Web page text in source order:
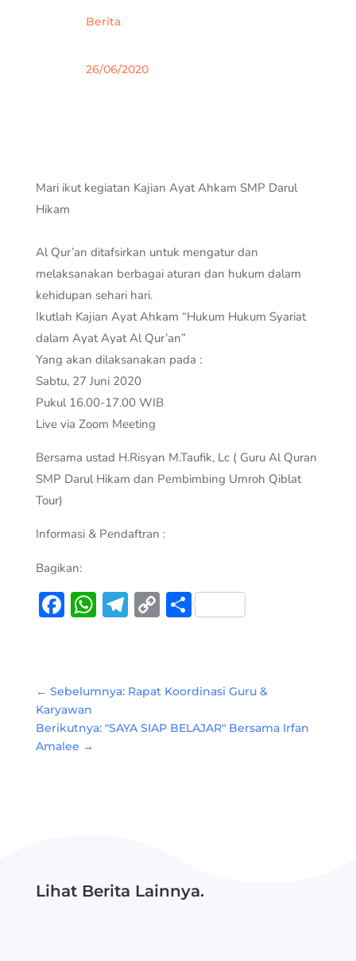
Berita
26/06/2020
Mari ikut kegiatan Kajian Ayat Ahkam SMP Darul
Hikam
Al Qur’an ditafsirkan untuk mengatur dan
melaksanakan berbagai aturan dan hukum dalam
kehidupan sehari hari.
Ikutlah Kajian Ayat Ahkam “Hukum Hukum Syariat
dalam Ayat Ayat Al Qur’an”
Yang akan dilaksanakan pada :
Sabtu, 27 Juni 2020
Pukul 16.00-17.00 WIB
Live via Zoom Meeting
Bersama ustad H.Risyan M.Taufik, Lc ( Guru Al Quran
SMP Darul Hikam dan Pembimbing Umroh Qiblat
Tour)
Informasi & Pendaftran :
Bagikan:
Facebook
WhatsApp
Telegram
CopyShare
← Sebelumnya: Rapat Koordinasi Guru &
Karyawan
Berikutnya: "SAYA SIAP BELAJAR" Bersama Irfan
Amalee →
Lihat Berita Lainnya.